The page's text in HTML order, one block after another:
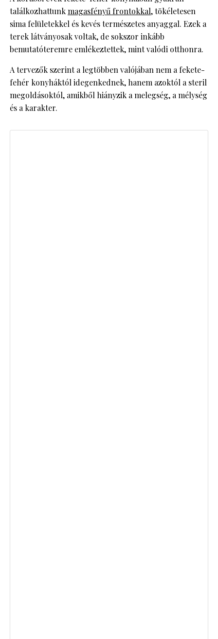
találkozhattunkmagasfényű frontokkal, tökéletesen
sima felületekkel és kevés természetes anyaggal. Ezek a
terek látványosak voltak, de sokszor inkább
bemutatóteremre emlékeztettek, mint valódi otthonra.
A tervezők szerint a legtöbben valójában nem a fekete-
fehér konyháktól idegenkednek, hanem azoktól a steril
megoldásoktól, amikből hiányzik a melegség, a mélység
és a karakter.